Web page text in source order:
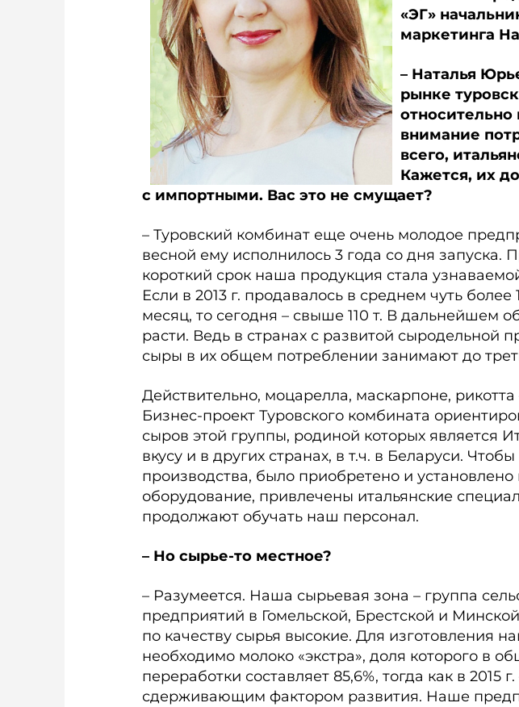
«ЭГ»
маркетинга
– Наталья
рынке
внимание
всего,
Кажется, их
с импортными. Вас это не смущает?
– Туровский комбинат еще очень молодое
весной ему исполнилось 3 года со дня запуска.
короткий срок наша продукция стала
Если в 2013 г. продавалось в среднем чуть более
месяц, то сегодня – свыше 110 т. В дальнейшем
расти. Ведь в странах с развитой сыродельной
сыры в их общем потреблении занимают до
Действительно, моцарелла, маскарпоне, рикотта
Бизнес-проект Туровского комбината
сыров этой группы, родиной которых является
вкусу и в других странах, в т.ч. в Беларуси.
производства, было приобретено и установлено
оборудование, привлечены итальянские
продолжают обучать наш персонал.
– Но сырье-то местное?
– Разумеется. Наша сырьевая зона – группа
предприятий в Гомельской, Брестской и
по качеству сырья высокие. Для изготовления
необходимо молоко «экстра», доля которого в
переработки составляет 85,6%, тогда как в 2015
сдерживающим фактором развития. Наше